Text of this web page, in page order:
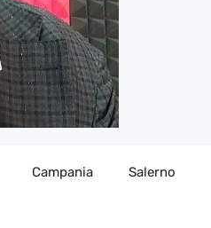
Campania Salerno